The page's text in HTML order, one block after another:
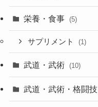
栄養・食事 (5)
サプリメント (1)
武道・武術 (10)
武道・武術・格闘技